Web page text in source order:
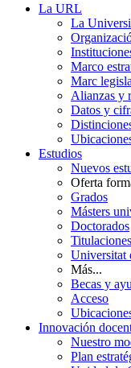
La URL
La
Marco
Marc
Alianzas y
Datos y
Estudios
Nuevos
Oferta
Grados
Másters
Doctorados
Universitat
Más...
Becas y
Acceso
Innovación
Nuestro
Plan